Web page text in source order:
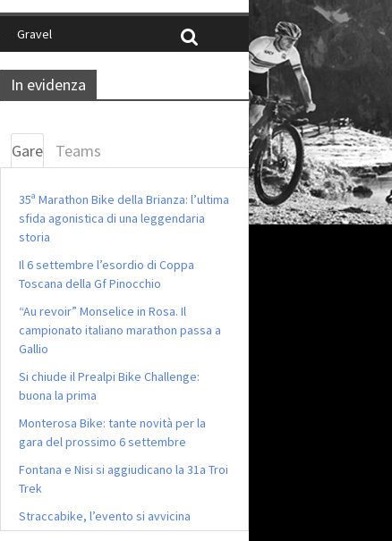
Gravel
In evidenza
Gare Teams
35ª Marathon Bike della Brianza: l’ultima
sfida agonistica di una leggendaria
storia
Il 6 settembre l’esordio di Coppa
Toscana della Gf Pinocchio
“Au revoir” Monselice in Rosa. Il
campionato italiano marathon passa a
Gallio
Si chiude il Prealpi Bike Challenge:
buona la prima
Monterosa Bike: tante novità per la
gara del prossimo 6 settembre
Fontana e Nisi si aggiudicano la 31a Troi
Trek
Straccabike, l’evento si avvicina